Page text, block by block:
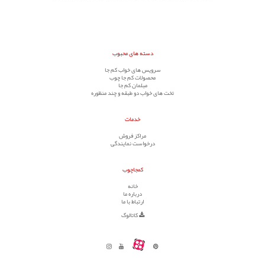
دسته های محبوب
سرویس های خواب کم جا
محصولات کم جا چوب
مبلمان کم جا
تخت های خواب دو طبقه و چند منظوره
خدمات
مراکز فروش
درخواست نمایندگی
کمجاچوب
خانه
درباره ما
ارتباط با ما
کاتالوگ